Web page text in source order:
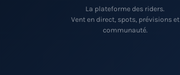
La plateforme des riders.
Vent en direct, spots, prévisions et
communauté.